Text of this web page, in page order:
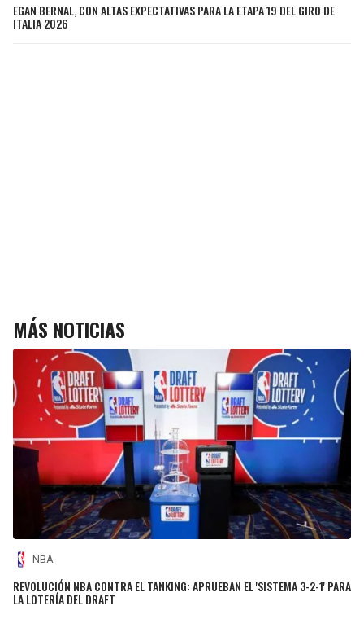
EGAN BERNAL, CON ALTAS EXPECTATIVAS PARA LA ETAPA 19 DEL GIRO DE
ITALIA 2026
MÁS NOTICIAS
NBA
REVOLUCIÓN NBA CONTRA EL TANKING: APRUEBAN EL 'SISTEMA 3-2-1' PARA
LA LOTERÍA DEL DRAFT